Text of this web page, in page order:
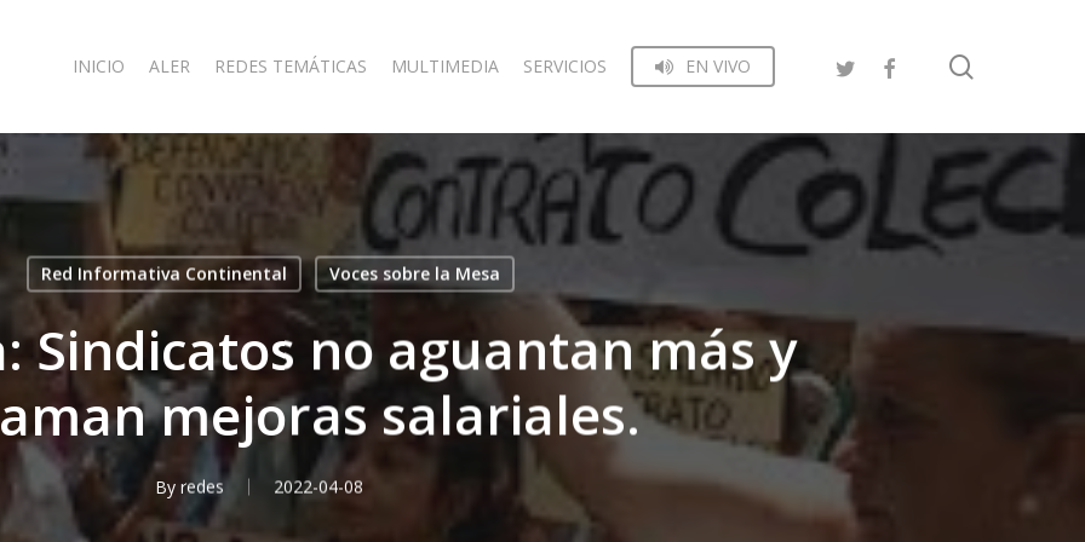
INICIO ALER REDES TEMÁTICAS MULTIMEDIA SERVICIOS EN VIVO
Red Informativa Continental Voces sobre la Mesa
Sindicatos no aguantan más y
mejoras salariales.
By redes 2022-04-08